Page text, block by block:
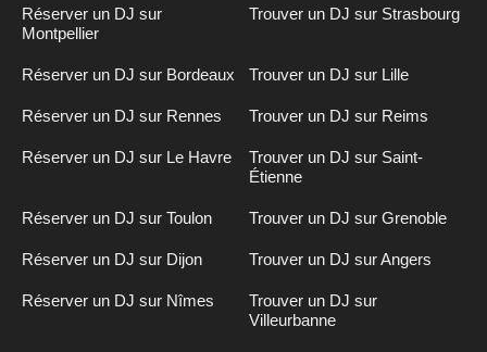
Réserver un DJ sur
Montpellier
Trouver un DJ sur Strasbourg
Réserver un DJ sur Bordeaux Trouver un DJ sur Lille
Réserver un DJ sur Rennes Trouver un DJ sur Reims
Réserver un DJ sur Le Havre
Trouver un DJ sur Saint-
Étienne
Réserver un DJ sur Toulon Trouver un DJ sur Grenoble
Réserver un DJ sur Dijon Trouver un DJ sur Angers
Réserver un DJ sur Nîmes
Trouver un DJ sur
Villeurbanne